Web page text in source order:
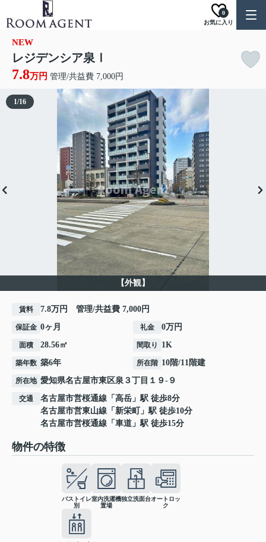
お気に入り
0
NEW
レジデンシア泉Ⅰ
7.8万円 管理/共益費 7,000円
【外観】
1/16
賃料 7.8万円 管理/共益費 7,000円
保証金 0ヶ月 礼金 0万円
面積 28.56㎡ 間取り 1K
築年数 築6年 所在階 10階/11階建
所在地 愛知県名古屋市東区泉 ３丁目１９-９
交通 名古屋市営桜通線 「 高岳 」駅 徒歩8分
名古屋市営東山線 「 新栄町
」駅 徒歩10分
名古屋市営桜通線 「 車道 」駅 徒歩15分
物件の特徴
バストイレ
別
室内洗濯機
置場
独立洗面台オートロッ
ク